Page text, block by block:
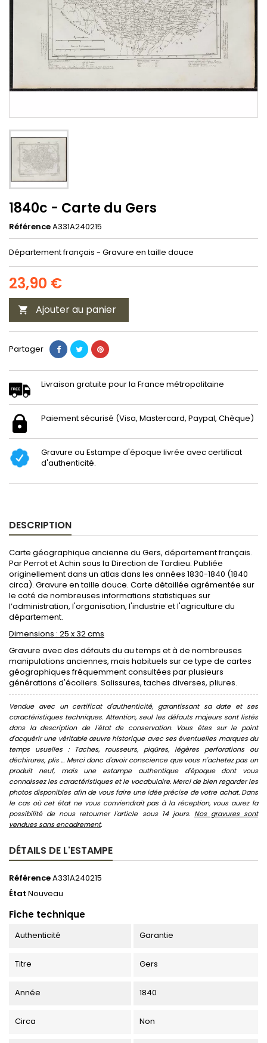
1840c - Carte du Gers
RéférenceA331A240215
Département français - Gravure en taille douce
23,90 €
 Ajouter au panier
Partager
Livraison gratuite pour la France métropolitaine
Paiement sécurisé (Visa, Mastercard, Paypal, Chèque)
Gravure ou Estampe d'époque livrée avec certificat
d'authenticité.
DESCRIPTION
Carte géographique ancienne du Gers, département français.
Par Perrot et Achin sous la Direction de Tardieu. Publiée
originellement dans un atlas dans les années 1830-1840 (1840
circa). Gravure en taille douce. Carte détaillée agrémentée sur
le coté de nombreuses informations statistiques sur
l’administration, l'organisation, l'industrie et l'agriculture du
département.
Dimensions : 25 x 32 cms
Gravure avec des défauts du au temps et à de nombreuses
manipulations anciennes, mais habituels sur ce type de cartes
géographiques fréquemment consultées par plusieurs
générations d'écoliers. Salissures, taches diverses, pliures.
Vendue avec un certificat d'authenticité, garantissant sa date et ses
caractéristiques techniques. Attention, seul les défauts majeurs sont listés
dans la description de l'état de conservation. Vous êtes sur le point
d'acquérir une véritable œuvre historique avec ses éventuelles marques du
temps usuelles : Taches, rousseurs, piqûres, légères perforations ou
déchirures, plis ... Merci donc d'avoir conscience que vous n'achetez pas un
produit neuf, mais une estampe authentique d'époque dont vous
connaissez les caractéristiques et le vocabulaire. Merci de bien regarder les
photos disponibles afin de vous faire une idée précise de votre achat. Dans
le cas où cet état ne vous conviendrait pas à la réception, vous aurez la
possibilité de nous retourner l'article sous 14 jours. Nos gravures sont
vendues sans encadrement.
DÉTAILS DE L'ESTAMPE
RéférenceA331A240215
État Nouveau
Fiche technique
Authenticité Garantie
Titre Gers
Année 1840
Circa Non